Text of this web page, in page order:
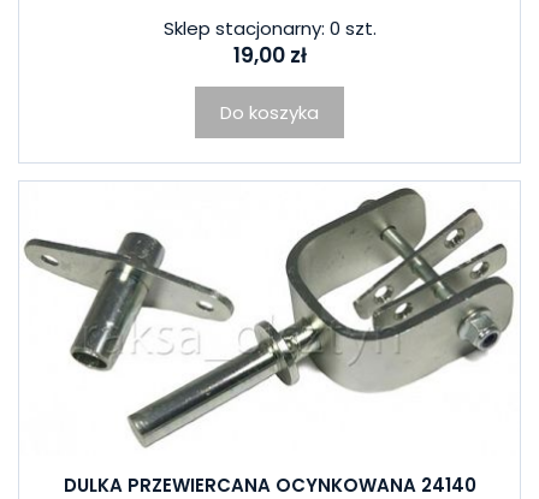
Sklep stacjonarny: 0 szt.
19,00 zł
Do koszyka
DULKA PRZEWIERCANA OCYNKOWANA 24140